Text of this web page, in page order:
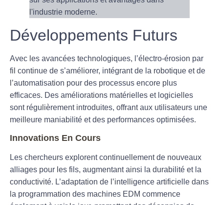
Développements Futurs
Avec les avancées technologiques, l’électro-érosion par
fil continue de s’améliorer, intégrant de la robotique et de
l’automatisation pour des processus encore plus
efficaces. Des améliorations matérielles et logicielles
sont régulièrement introduites, offrant aux utilisateurs une
meilleure maniabilité et des performances optimisées.
Innovations En Cours
Les chercheurs explorent continuellement de nouveaux
alliages pour les fils, augmentant ainsi la durabilité et la
conductivité. L’adaptation de l’intelligence artificielle dans
la programmation des machines EDM commence